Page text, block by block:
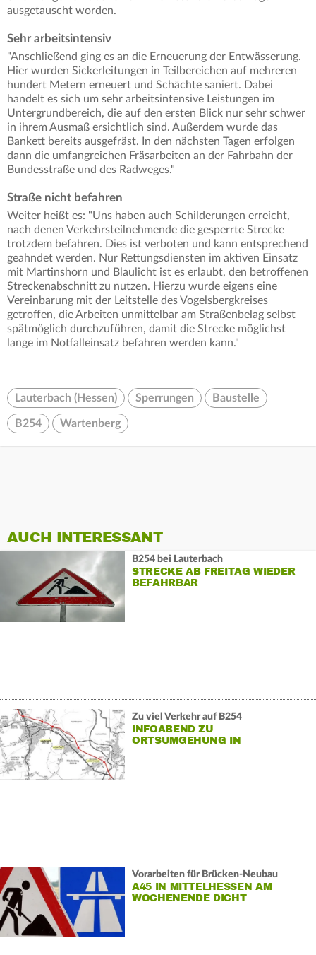
ausgetauscht worden.
Sehr arbeitsintensiv
"Anschließend ging es an die Erneuerung der Entwässerung.
Hier wurden Sickerleitungen in Teilbereichen auf mehreren
hundert Metern erneuert und Schächte saniert. Dabei
handelt es sich um sehr arbeitsintensive Leistungen im
Untergrundbereich, die auf den ersten Blick nur sehr schwer
in ihrem Ausmaß ersichtlich sind. Außerdem wurde das
Bankett bereits ausgefräst. In den nächsten Tagen erfolgen
dann die umfangreichen Fräsarbeiten an der Fahrbahn der
Bundesstraße und des Radweges."
Straße nicht befahren
Weiter heißt es: "Uns haben auch Schilderungen erreicht,
nach denen Verkehrsteilnehmende die gesperrte Strecke
trotzdem befahren. Dies ist verboten und kann entsprechend
geahndet werden. Nur Rettungsdiensten im aktiven Einsatz
mit Martinshorn und Blaulicht ist es erlaubt, den betroffenen
Streckenabschnitt zu nutzen. Hierzu wurde eigens eine
Vereinbarung mit der Leitstelle des Vogelsbergkreises
getroffen, die Arbeiten unmittelbar am Straßenbelag selbst
spätmöglich durchzuführen, damit die Strecke möglichst
lange im Notfalleinsatz befahren werden kann."
Lauterbach (Hessen) Sperrungen Baustelle
B254 Wartenberg
AUCH INTERESSANT
B254 bei Lauterbach
STRECKE AB FREITAG WIEDER
BEFAHRBAR
Zu viel Verkehr auf B254
INFOABEND ZU
ORTSUMGEHUNG IN
Vorarbeiten für Brücken-Neubau
A45 IN MITTELHESSEN AM
WOCHENENDE DICHT